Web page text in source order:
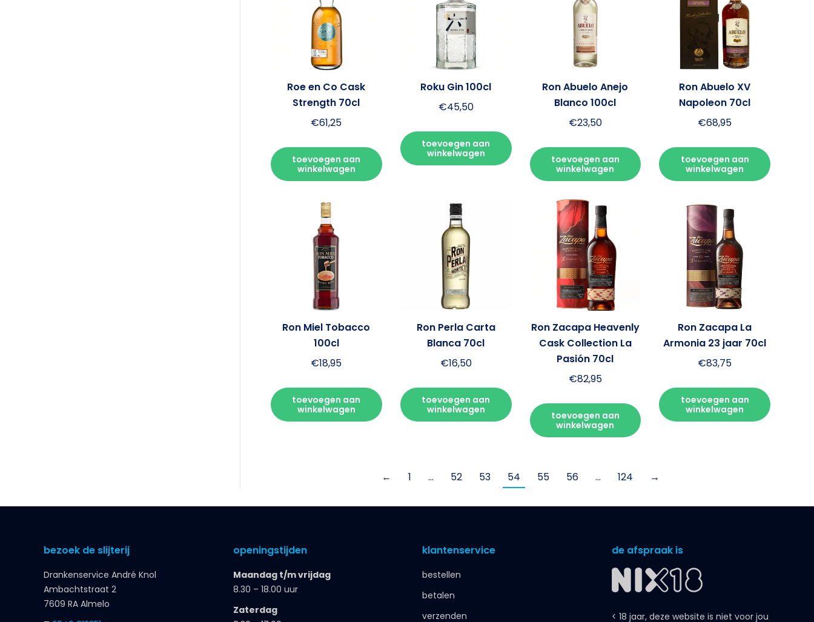
Roe en Co Cask
Strength 70cl
€61,25
toevoegen aan
winkelwagen
Roku Gin 100cl
€45,50
toevoegen aan
winkelwagen
Ron Abuelo Anejo
Blanco 100cl
€23,50
toevoegen aan
winkelwagen
Ron Abuelo XV
Napoleon 70cl
€68,95
toevoegen aan
winkelwagen
Ron Miel Tobacco
100cl
€18,95
toevoegen aan
winkelwagen
Ron Perla Carta
Blanca 70cl
€16,50
toevoegen aan
winkelwagen
Ron Zacapa Heavenly
Cask Collection La
Pasión 70cl
€82,95
toevoegen aan
winkelwagen
Ron Zacapa La
Armonia 23 jaar 70cl
€83,75
toevoegen aan
winkelwagen
← 1 … 52 53 54 55 56 … 124 →
bezoek de slijterij
Drankenservice André Knol
Ambachtstraat 2
7609 RA Almelo
openingstijden
Maandag t/m vrijdag
8.30 – 18.00 uur
Zaterdag
klantenservice
bestellen
betalen
verzenden
de afspraak is
< 18 jaar, deze website is niet voor jou